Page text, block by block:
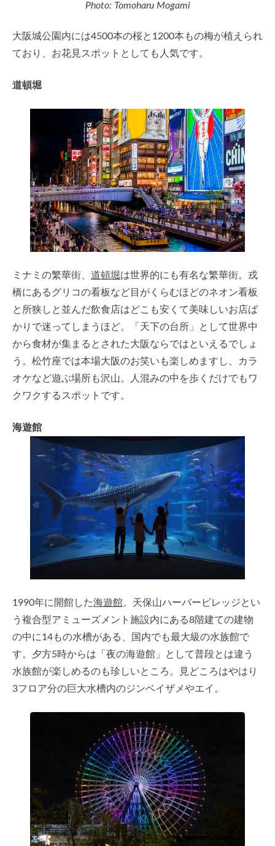
Photo: Tomoharu Mogami
大阪城公園内には4500本の桜と1200本もの梅が植えられ
ており、お花見スポットとしても人気です。
道頓堀
ミナミの繁華街、 道頓堀は世界的にも有名な繁華街。戎
橋にあるグリコの看板など目がくらむほどのネオン看板
と所狭しと並んだ飲食店はどこも安くて美味しいお店ば
かりで迷ってしまうほど。「天下の台所」として世界中
から食材が集まるとされた大阪ならではといえるでしょ
う。松竹座では本場大阪のお笑いも楽しめますし、カラ
オケなど遊ぶ場所も沢山。人混みの中を歩くだけでもワ
クワクするスポットです。
海遊館
1990年に開館した海遊館。天保山ハーバービレッジとい
う複合型アミューズメント施設内にある8階建ての建物
の中に14もの水槽がある、国内でも最大級の水族館で
す。夕方5時からは「夜の海遊館」として普段とは違う
水族館が楽しめるのも珍しいところ。見どころはやはり
3フロア分の巨大水槽内のジンベイザメやエイ。